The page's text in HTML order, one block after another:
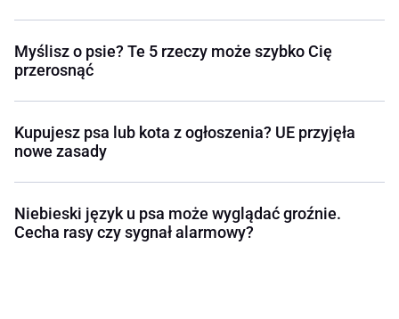
Myślisz o psie? Te 5 rzeczy może szybko Cię
przerosnąć
Kupujesz psa lub kota z ogłoszenia? UE przyjęła
nowe zasady
Niebieski język u psa może wyglądać groźnie.
Cecha rasy czy sygnał alarmowy?